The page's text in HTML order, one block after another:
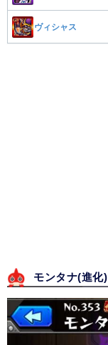
ヴィシャス
モンタナ(進化)